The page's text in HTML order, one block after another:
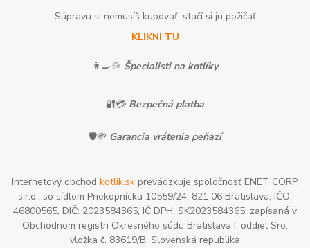
Súpravu si nemusíš kupovať, stačí si ju požičať
KLIKNI TU
👨‍🍳🍲 Špecialisti na kotlíky
🔐💳 Bezpečná platba
🛡️💸 Garancia vrátenia peňazí
Internetový obchod kotlik.skprevádzkuje spoločnosť ENET CORP,
s.r.o., so sídlom Priekopnícka 10559/24, 821 06 Bratislava, IČO:
46800565, DIČ: 2023584365, IČ DPH: SK2023584365, zapísaná v
Obchodnom registri Okresného súdu Bratislava I, oddiel Sro,
vložka č. 83619/B, Slovenská republika